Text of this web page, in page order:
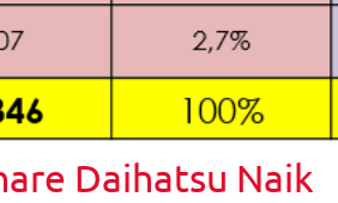
Daihatsu Naik